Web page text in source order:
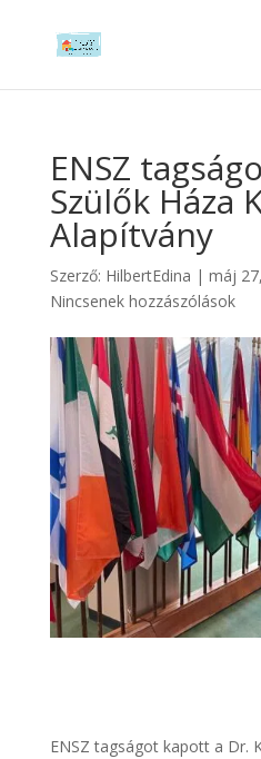
ENSZ
Szülők Háza
Alapítvány
Szerző: HilbertEdina | máj
Nincsenek hozzászólások
ENSZ tagságot kapott a Dr.